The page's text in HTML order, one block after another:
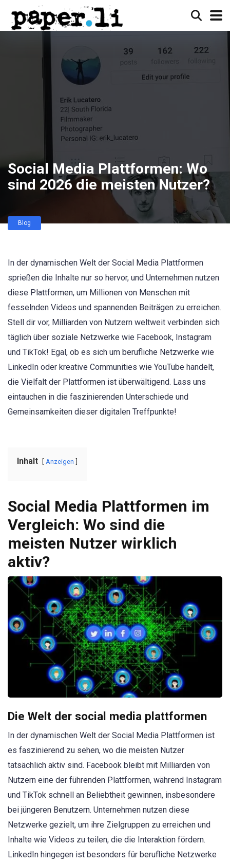
Social Media Plattformen: Wo
sind 2026 die meisten Nutzer?
Blog
In der dynamischen Welt der Social Media Plattformen
sprießen die Inhalte nur so hervor, und Unternehmen nutzen
diese Plattformen, um Millionen von Menschen mit
fesselnden Videos und spannenden Beiträgen zu erreichen.
Stell dir vor, Milliarden von Nutzern weltweit verbinden sich
täglich über soziale Netzwerke wie Facebook, Instagram
und TikTok! Egal, ob es sich um berufliche Netzwerke wie
LinkedIn oder kreative Communities wie YouTube handelt,
die Vielfalt der Plattformen ist überwältigend. Lass uns
eintauchen in die faszinierenden Unterschiede und
Gemeinsamkeiten dieser digitalen Treffpunkte!
Inhalt Anzeigen
Social Media Plattformen im
Vergleich: Wo sind die
meisten Nutzer wirklich
aktiv?
Die Welt der social media plattformen
In der dynamischen Welt der Social Media Plattformen ist
es faszinierend zu sehen, wo die meisten Nutzer
tatsächlich aktiv sind. Facebook bleibt mit Milliarden von
Nutzern eine der führenden Plattformen, während Instagram
und TikTok schnell an Beliebtheit gewinnen, insbesondere
bei jüngeren Benutzern. Unternehmen nutzen diese
Netzwerke gezielt, um ihre Zielgruppen zu erreichen und
Inhalte wie Videos zu teilen, die die Interaktion fördern.
LinkedIn hingegen ist besonders für berufliche Netzwerke